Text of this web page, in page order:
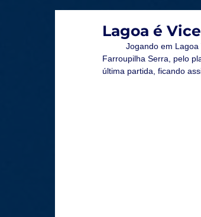
Lagoa é
Farroupilha Serra, pelo
última partida, ficando